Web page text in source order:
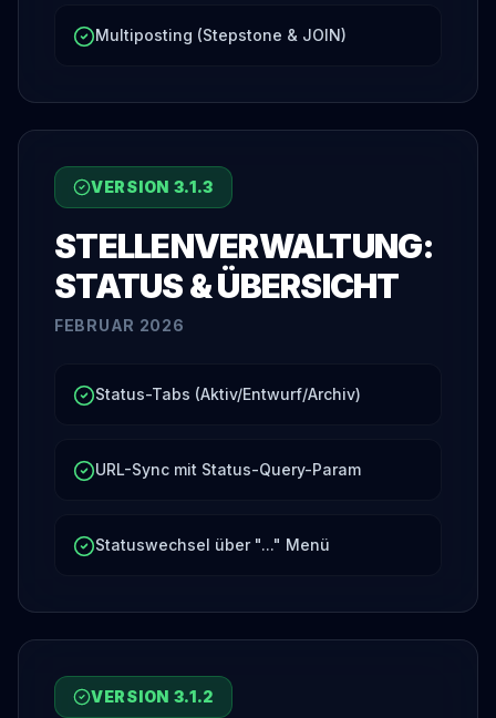
Multiposting (Stepstone & JOIN)
VERSION 3.1.3
STELLENVERWALTUNG:
STATUS & ÜBERSICHT
FEBRUAR 2026
Status-Tabs (Aktiv/Entwurf/Archiv)
URL-Sync mit Status-Query-Param
Statuswechsel über "..." Menü
VERSION 3.1.2